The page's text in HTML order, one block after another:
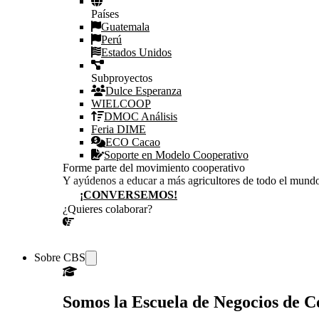
Países
Guatemala
Perú
Estados Unidos
Subproyectos
Dulce Esperanza
WIELCOOP
DMOC Análisis
Feria DIME
ECO Cacao
Soporte en Modelo Cooperativo
Forme parte del movimiento cooperativo
Y ayúdenos a educar a más agricultores de todo el
¡CONVERSEMOS!
¿Quieres colaborar?
Sobre CBS
Somos la Escuela de Negocios de